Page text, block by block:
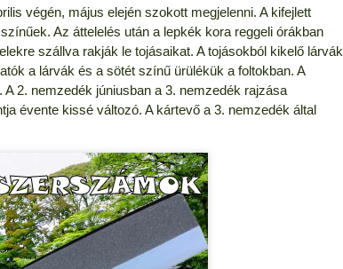
végén, május elején szokott megjelenni. A kifejlett
Az áttelelés után a lepkék kora reggeli órákban
szállva rakják le tojásaikat. A tojásokból kikelő lárvák
a lárvák és a sötét színű ürülékük a foltokban. A
2. nemzedék júniusban a 3. nemzedék rajzása
évente kissé változó. A kártevő a 3. nemzedék által